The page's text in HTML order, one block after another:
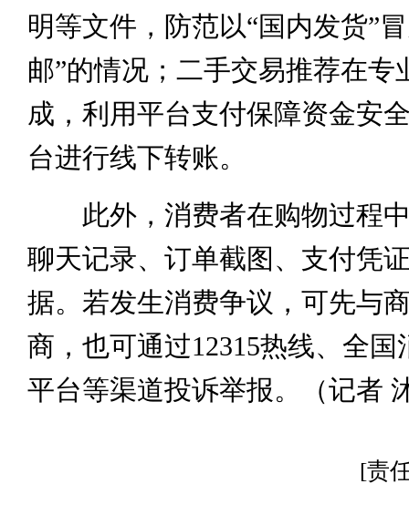
明等文件，防范以“国内发货”
邮”的情况；二手交易推荐在专
成，利用平台支付保障资金安
台进行线下转账。
此外，消费者在购物过程中
聊天记录、订单截图、支付凭
据。若发生消费争议，可先与
商，也可通过12315热线、全国
平台等渠道投诉举报。（记者
[责